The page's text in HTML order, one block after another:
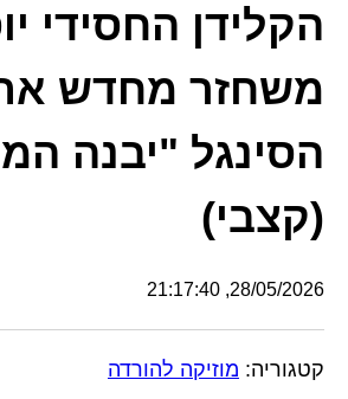
הקלידן החסידי
משחזר מחדש
הסינגל "יבנה
(קצבי)
28/05/2026, 21:17:40
קטגוריה: מוזיקה להורדה